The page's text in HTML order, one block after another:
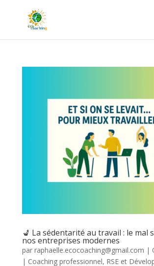
💺 La sédentarité au travail : le mal
nos entreprises modernes
par raphaelle.ecocoaching@gmail.com |
| Coaching professionnel, RSE et